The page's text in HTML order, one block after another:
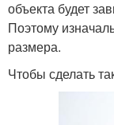
объекта будет
Поэтому
размера.
Чтобы сделать